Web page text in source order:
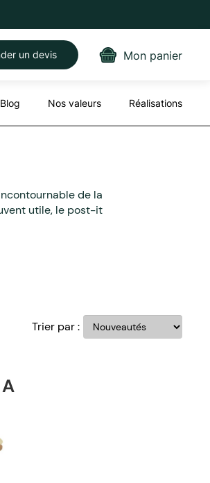
un devis Mon panier
Blog Nos valeurs Réalisations
de la
utile, le post-it
Trier par :
A